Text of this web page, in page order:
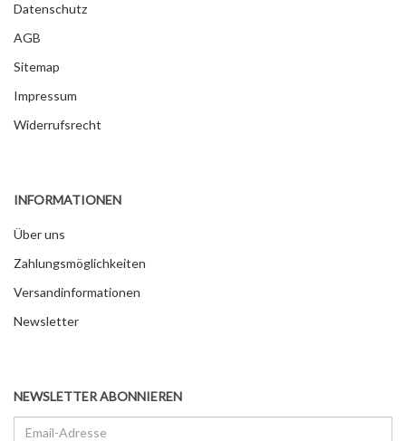
Datenschutz
AGB
Sitemap
Impressum
Widerrufsrecht
INFORMATIONEN
Über uns
Zahlungsmöglichkeiten
Versandinformationen
Newsletter
NEWSLETTER ABONNIEREN